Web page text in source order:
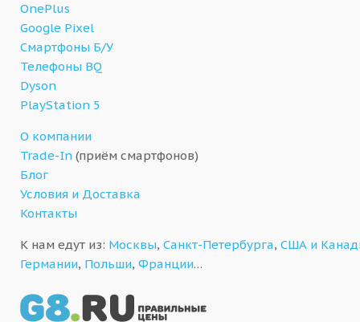
OnePlus
Google Pixel
Смартфоны Б/У
Телефоны BQ
Dyson
PlayStation 5
О компании
Trade-In (приём смартфонов)
Блог
Условия и Доставка
Контакты
К нам едут из: Москвы, Санкт-Петербурга, США и
Германии, Польши, Франции…